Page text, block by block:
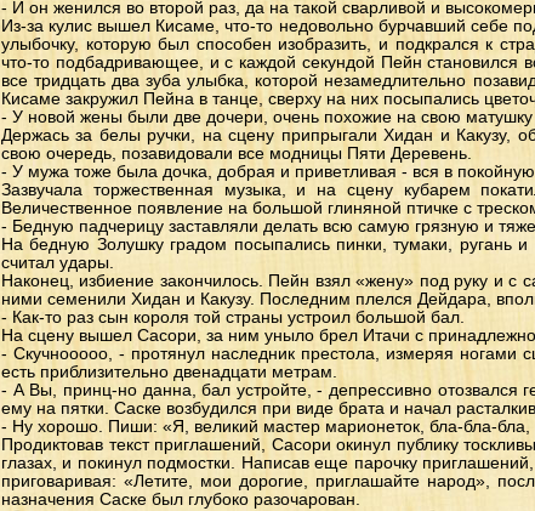
- И он женился во второй раз, да на такой сварливой и
Из-за кулис вышел Кисаме, что-то недовольно бурчавший себе
улыбочку, которую был способен изобразить, и подкрался к
что-то подбадривающее, и с каждой секундой Пейн становился
все тридцать два зуба улыбка, которой незамедлительно
Кисаме закружил Пейна в танце, сверху на них посыпались
- У новой жены были две дочери, очень похожие на свою
Держась за белы ручки, на сцену припрыгали Хидан и Какузу,
свою очередь, позавидовали все модницы Пяти Деревень.
- У мужа тоже была дочка, добрая и приветливая - вся в
Зазвучала торжественная музыка, и на сцену кубарем
Величественное появление на большой глиняной птичке с
- Бедную падчерицу заставляли делать всю самую грязную и
На бедную Золушку градом посыпались пинки, тумаки, ругань
считал удары.
Наконец, избиение закончилось. Пейн взял «жену» под руку и
ними семенили Хидан и Какузу. Последним плелся Дейдара,
- Как-то раз сын короля той страны устроил большой бал.
На сцену вышел Сасори, за ним уныло брел Итачи с
- Скучнооооо, - протянул наследник престола, измеряя ногами
есть приблизительно двенадцати метрам.
- А Вы, принц-но данна, бал устройте, - депрессивно отозвался
ему на пятки. Саске возбудился при виде брата и начал
- Ну хорошо. Пиши: «Я, великий мастер марионеток, бла-бла-
Продиктовав текст приглашений, Сасори окинул публику
глазах, и покинул подмостки. Написав еще парочку
приговаривая: «Летите, мои дорогие, приглашайте народ»,
назначения Саске был глубоко разочарован.